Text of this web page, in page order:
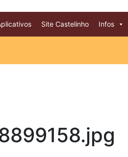
Site Castelinho Infos